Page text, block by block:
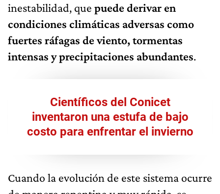
inestabilidad, que puede derivar en
condiciones climáticas adversas como
fuertes ráfagas de viento, tormentas
intensas y precipitaciones abundantes.
Científicos del Conicet
inventaron una estufa de bajo
costo para enfrentar el invierno
Cuando la evolución de este sistema ocurre